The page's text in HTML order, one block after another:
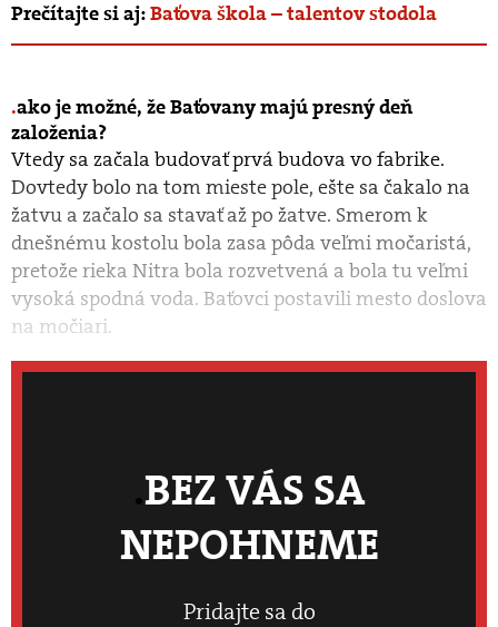
Prečítajte si aj:Baťova škola – talentov stodola
ako je možné, že Baťovany majú presný deň
založenia?
Vtedy sa začala budovať prvá budova vo fabrike.
Dovtedy bolo na tom mieste pole, ešte sa čakalo na
žatvu a začalo sa stavať až po žatve. Smerom k
dnešnému kostolu bola zasa pôda veľmi močaristá,
pretože rieka Nitra bola rozvetvená a bola tu veľmi
vysoká spodná voda. Baťovci postavili mesto doslova
na močiari.
BEZ VÁS SA
NEPOHNEME
Pridajte sa do